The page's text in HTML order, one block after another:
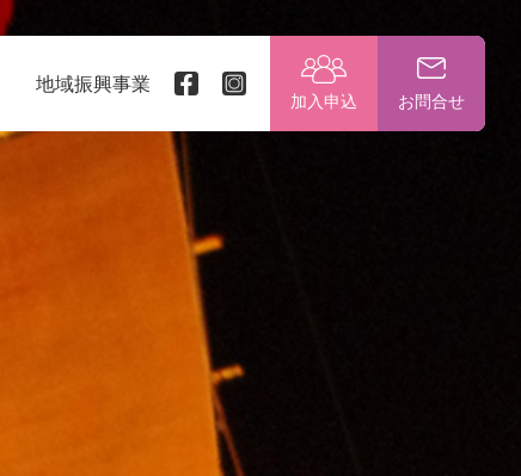
地域振興事業
加入申込 お問合せ